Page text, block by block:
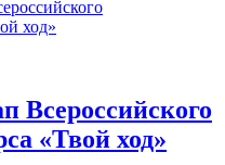
Всероссийского
«Твой ход»